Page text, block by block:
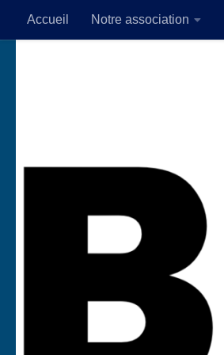
Skip to content
Accueil Notre association